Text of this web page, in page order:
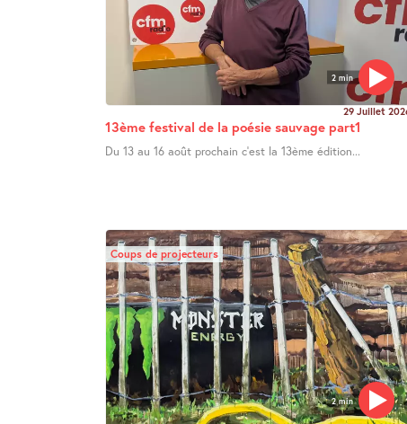
2 min
29 Juillet
13ème festival de la poésie sauvage part1
Du 13 au 16 août prochain c’est la 13ème édition...
2 min
Coups de projecteurs